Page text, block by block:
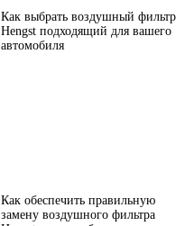
Как выбрать воздушный фильтр
Hengst подходящий для вашего
автомобиля
Как обеспечить правильную
замену воздушного фильтра